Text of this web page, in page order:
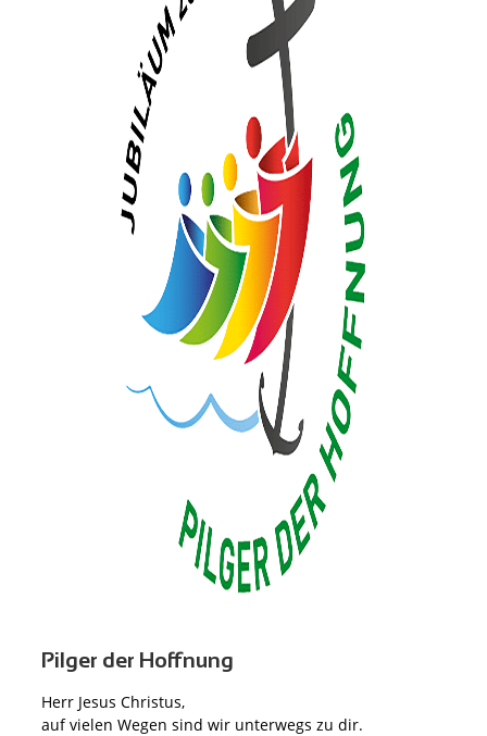
Pilger der Hoffnung
Herr Jesus Christus,
auf vielen Wegen sind wir unterwegs zu dir.